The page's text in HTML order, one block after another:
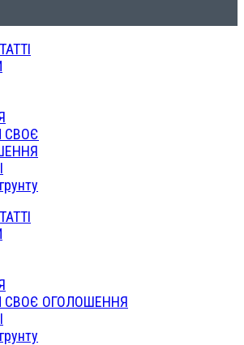
СВОЄ
СВОЄ ОГОЛОШЕННЯ